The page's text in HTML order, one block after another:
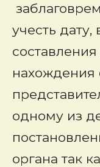
учесть
нахождения
одному из
органа так